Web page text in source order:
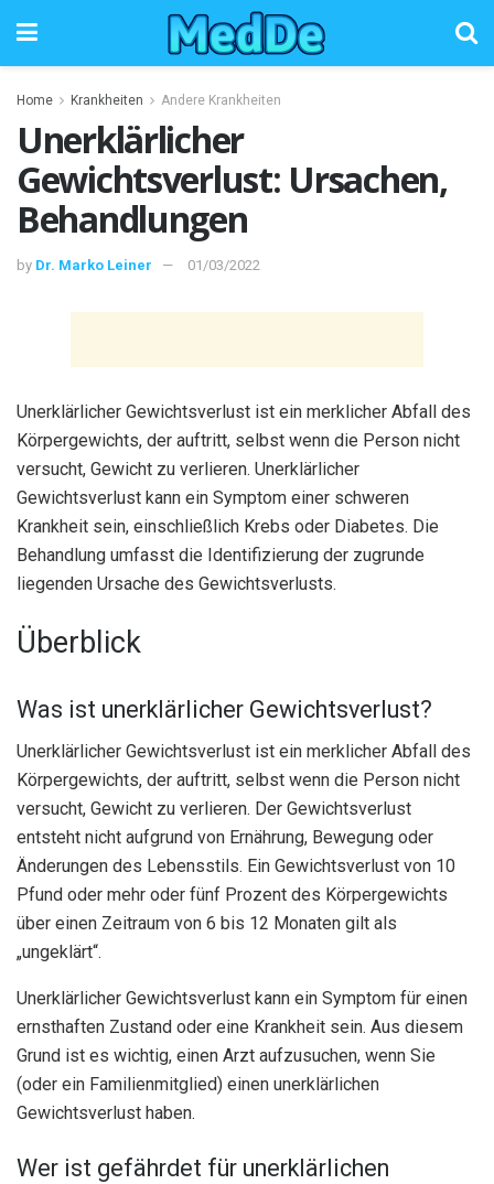
Home Krankheiten Andere Krankheiten
Unerklärlicher
Gewichtsverlust: Ursachen,
Behandlungen
by Dr. Marko Leiner 01/03/2022
Unerklärlicher Gewichtsverlust ist ein merklicher Abfall des
Körpergewichts, der auftritt, selbst wenn die Person nicht
versucht, Gewicht zu verlieren. Unerklärlicher
Gewichtsverlust kann ein Symptom einer schweren
Krankheit sein, einschließlich Krebs oder Diabetes. Die
Behandlung umfasst die Identifizierung der zugrunde
liegenden Ursache des Gewichtsverlusts.
Überblick
Was ist unerklärlicher Gewichtsverlust?
Unerklärlicher Gewichtsverlust ist ein merklicher Abfall des
Körpergewichts, der auftritt, selbst wenn die Person nicht
versucht, Gewicht zu verlieren. Der Gewichtsverlust
entsteht nicht aufgrund von Ernährung, Bewegung oder
Änderungen des Lebensstils. Ein Gewichtsverlust von 10
Pfund oder mehr oder fünf Prozent des Körpergewichts
über einen Zeitraum von 6 bis 12 Monaten gilt als
„ungeklärt“.
Unerklärlicher Gewichtsverlust kann ein Symptom für einen
ernsthaften Zustand oder eine Krankheit sein. Aus diesem
Grund ist es wichtig, einen Arzt aufzusuchen, wenn Sie
(oder ein Familienmitglied) einen unerklärlichen
Gewichtsverlust haben.
Wer ist gefährdet für unerklärlichen